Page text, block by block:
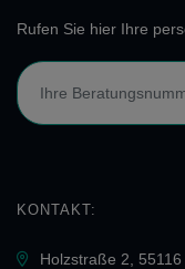
Rufen Sie hier Ihre
KONTAKT:
Holzstraße 2, 55116